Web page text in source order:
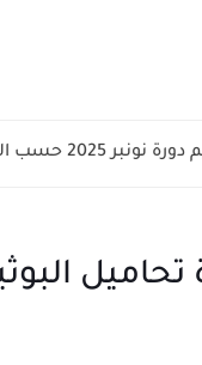
2025 حسب الجهات